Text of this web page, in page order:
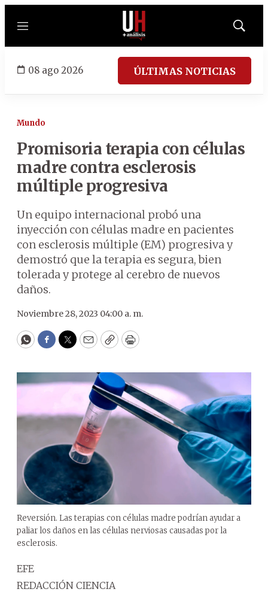
Menú
Mostrar
08 ago 2026 ÚLTIMAS NOTICIAS
Mundo
Promisoria terapia con células
madre contra esclerosis
múltiple progresiva
Un equipo internacional probó una
inyección con células madre en pacientes
con esclerosis múltiple (EM) progresiva y
demostró que la terapia es segura, bien
tolerada y protege al cerebro de nuevos
daños.
Noviembre 28, 2023 04:00 a. m.
WhatsApp
Facebook
Twitter
EmailCopyPrint
Reversión. Las terapias con células madre podrían ayudar a
paliar los daños en las células nerviosas causadas por la
esclerosis.
EFE
REDACCIÓN CIENCIA